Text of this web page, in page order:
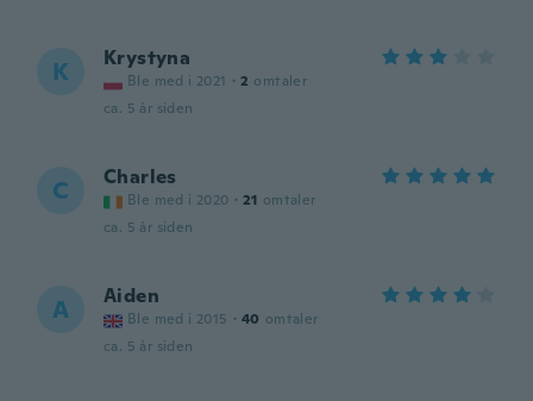
K Krystyna
Ble med i 2021 · 2 omtaler
ca. 5 år siden
C Charles
Ble med i 2020 · 21 omtaler
ca. 5 år siden
A Aiden
Ble med i 2015 · 40 omtaler
ca. 5 år siden